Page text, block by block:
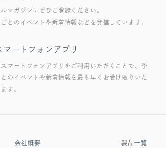
ルマガジンにぜひご登録ください。
ごとのイベントや新着情報などを発信しています。
マートフォンアプリ
スマートフォンアプリをご利用いただくことで、季
とのイベントや新着情報を最も早くお受け取りいた
す。
会社概要 製品一覧